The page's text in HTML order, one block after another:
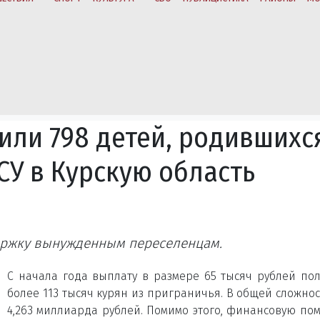
798 детей,
в Курскую область
вынужденным переселенцам.
С начала года выплату в размере 65 тысяч рублей
более 113 тысяч курян из приграничья. В общей
4,263 миллиарда рублей. Помимо этого, финансовую